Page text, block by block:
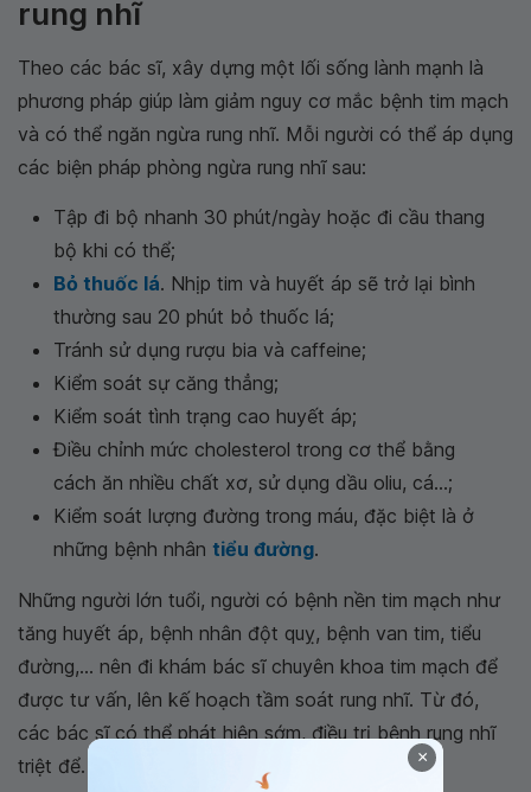
rung nhĩ
Theo các bác sĩ, xây dựng một lối sống lành mạnh là
phương pháp giúp làm giảm nguy cơ mắc bệnh tim mạch
và có thể ngăn ngừa rung nhĩ. Mỗi người có thể áp dụng
các biện pháp phòng ngừa rung nhĩ sau:
Tập đi bộ nhanh 30 phút/ngày hoặc đi cầu thang
bộ khi có thể;
Bỏ thuốc lá. Nhịp tim và huyết áp sẽ trở lại bình
thường sau 20 phút bỏ thuốc lá;
Tránh sử dụng rượu bia và caffeine;
Kiểm soát sự căng thẳng;
Kiểm soát tình trạng cao huyết áp;
Điều chỉnh mức cholesterol trong cơ thể bằng
cách ăn nhiều chất xơ, sử dụng dầu oliu, cá...;
Kiểm soát lượng đường trong máu, đặc biệt là ở
những bệnh nhân tiểu đường.
Những người lớn tuổi, người có bệnh nền tim mạch như
tăng huyết áp, bệnh nhân đột quỵ, bệnh van tim, tiểu
đường,... nên đi khám bác sĩ chuyên khoa tim mạch để
được tư vấn, lên kế hoạch tầm soát rung nhĩ. Từ đó,
các bác sĩ có thể phát hiện sớm, điều trị bệnh rung nhĩ
triệt để.
×